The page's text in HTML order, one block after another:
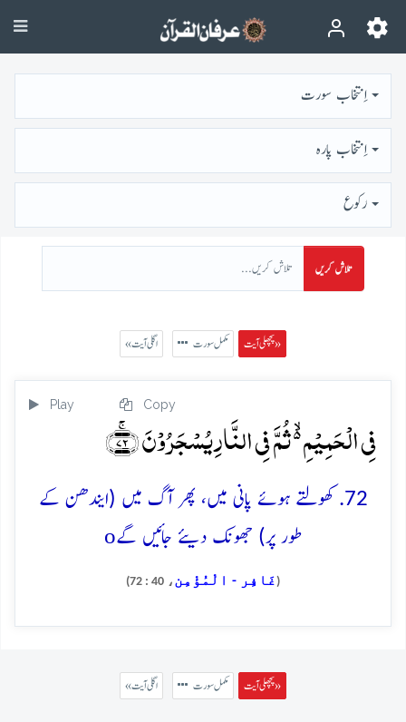
اِنتخاب سورت
اِنتخاب پارہ
رُكوع
تلاش کریں
پچھلی آیت » مکمل سورت « اگلی آیت
Play Copy
فِی الۡحَمِیۡمِ ۬ۙ ثُمَّ فِی النَّارِ یُسۡجَرُوۡنَ ﴿ۚ۷۲﴾
72. کھولتے ہوئے پانی میں، پھر آگ میں (ایندھن کے
طور پر) جھونک دیئے جائیں گےo
( غَافِر - الْمُؤْمِن ، 40 : 72)
پچھلی آیت » مکمل سورت « اگلی آیت